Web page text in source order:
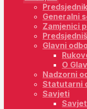
Predsjednik
Generalni
Zamjenici
Glavni
O
Nadzorni
Statutarni
Savjeti